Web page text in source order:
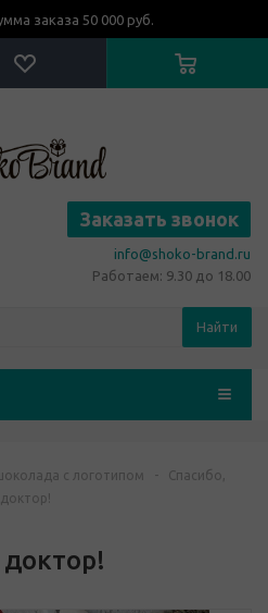
заказа 50 000 руб.
Заказать звонок
info@shoko-brand.ru
Работаем: 9.30 до 18.00
Найти
с логотипом -
Спасибо,
доктор!